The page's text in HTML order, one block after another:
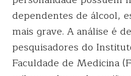
dependentes de álcool,
mais grave. A análise é
pesquisadores do
Faculdade de Medicina